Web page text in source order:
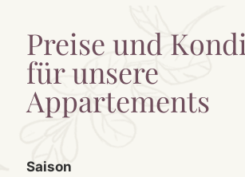
Preise und
für unsere
Appartements
Saison